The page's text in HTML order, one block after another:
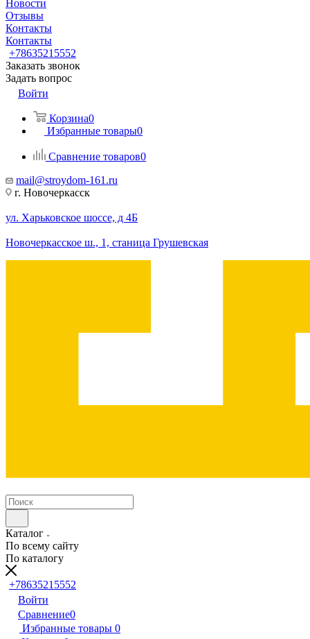
Новости
Отзывы
Контакты
Контакты
+78635215552
Заказать звонок
Задать вопрос
Войти
Корзина0
Избранные товары0
Сравнение товаров0
mail@stroydom-161.ru
г. Новочеркасск
ул. Харьковское шоссе, д 4Б
Новочеркасское ш., 1, станица Грушевская
Каталог
По всему сайту
По каталогу
+78635215552
Войти
Сравнение0
Избранные товары 0